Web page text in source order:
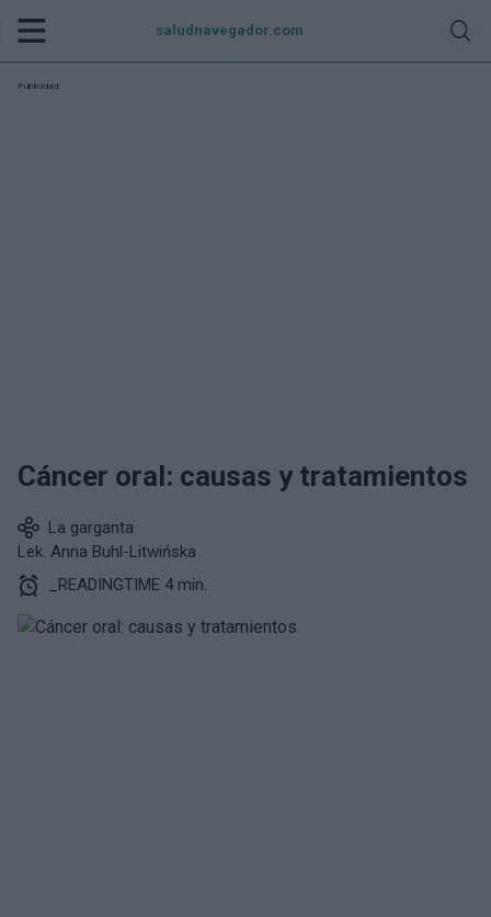
saludnavegador.com
Publicidad:
Cáncer oral: causas y tratamientos
La garganta
Lek. Anna Buhl-Litwińska
_READINGTIME 4 min.